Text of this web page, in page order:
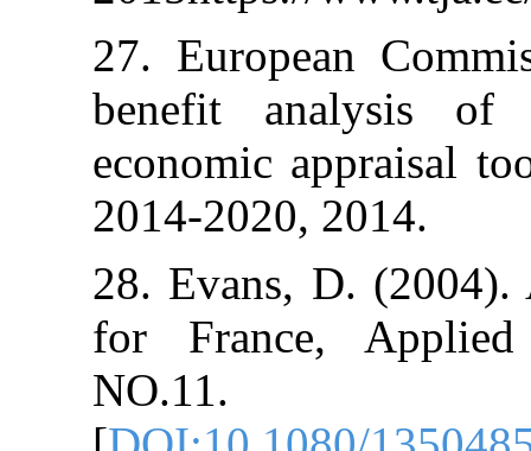
27.
benefit
economic
2014-2020,
28. Evans, D.
for France,